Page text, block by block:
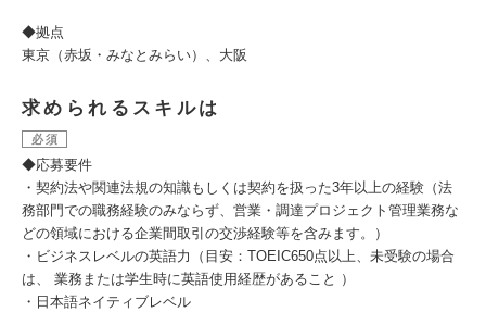
◆拠点
東京（赤坂・みなとみらい）、大阪
求められるスキルは
必須
◆応募要件
・契約法や関連法規の知識もしくは契約を扱った3年以上の経験（法
務部門での職務経験のみならず、営業・調達プロジェクト管理業務な
どの領域における企業間取引の交渉経験等を含みます。）
・ビジネスレベルの英語力（目安：TOEIC650点以上、未受験の場合
は、 業務または学生時に英語使用経歴があること ）
・日本語ネイティブレベル